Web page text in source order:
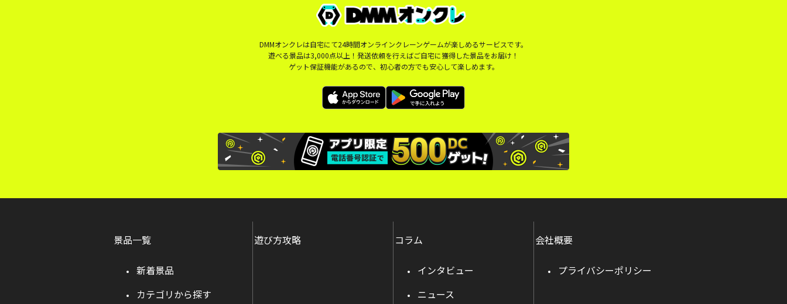
DMMオンクレは自宅にて24時間オンラインクレーンゲームが楽しめるサービスです。
遊べる景品は3,000点以上！発送依頼を行えばご自宅に獲得した景品をお届け！
ゲット保証機能があるので、初心者の方でも安心して楽しめます。
景品一覧
新着景品
カテゴリから探す
遊び方攻略 コラム
インタビュー
ニュース
会社概要
プライバシーポリシー